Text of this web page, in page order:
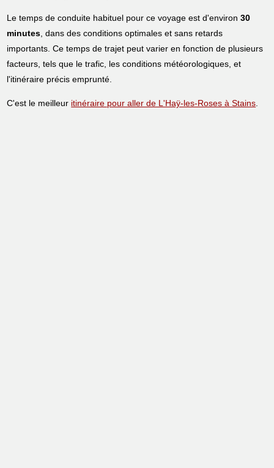
Le temps de conduite habituel pour ce voyage est d'environ30
minutes, dans des conditions optimales et sans retards
importants. Ce temps de trajet peut varier en fonction de plusieurs
facteurs, tels que le trafic, les conditions météorologiques, et
l'itinéraire précis emprunté.
C'est le meilleur itinéraire pour aller de L'Haÿ-les-Roses à Stains.